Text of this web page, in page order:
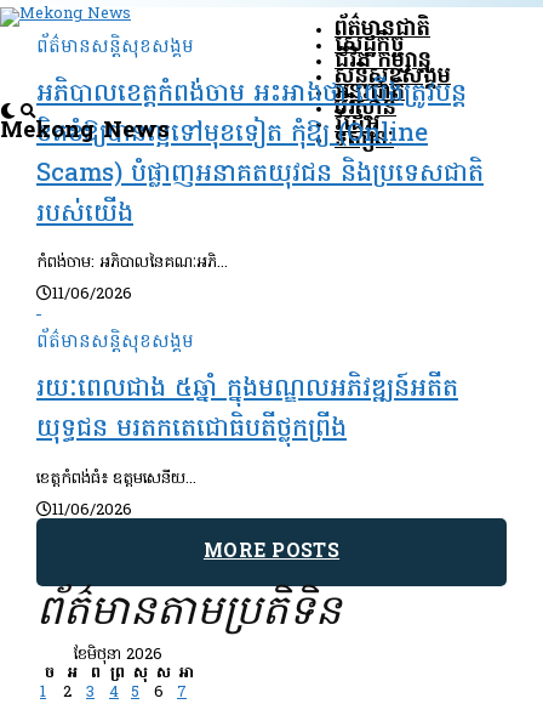
Mekong News
ព័ត៌មានជាតិ
សេដ្ឋកិច្ច
ជីវិត កម្សាន្ត
សន្តិសុខ​សង្គម
អន្តរជាតិ
បរិស្ថាន
វីដេអូ
ទស្សនៈ
ព័ត៌មានសន្តិសុខ​សង្គម
អភិបាលខេត្តកំពង់ចាម អះអាងថា យើងត្រូវបន្ត
ខិតខំឱ្យបានល្អទៅមុខទៀត កុំឱ្យ (Online
Scams) បំផ្លាញអនាគតយុវជន និងប្រទេសជាតិ
របស់យើង
កំពង់ចាម: អភិបាលនៃគណៈអភិ...
11/06/2026
ព័ត៌មានសន្តិសុខ​សង្គម
រយៈពេលជាង ៥ឆ្នាំ ក្នុងមណ្ឌលអភិវឌ្ឍន៍អតីត
យុទ្ធជន មរតកតេជោធិបតីថ្លុកព្រីង
ខេត្តកំពង់ធំ៖ ឧត្តមសេនីយ...
11/06/2026
MORE POSTS
ព័ត៌មានតាមប្រតិទិន
ខែ​មិថុនា 2026
ច អ ព ព្រ សុ ស អា
1
2 3 4 5 6
7